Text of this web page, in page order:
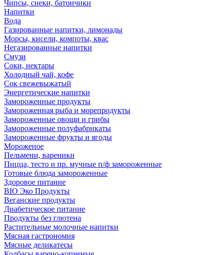
Чипсы, снеки, батончики
Напитки
Вода
Газированные напитки, лимонады
Морсы, кисели, компоты, квас
Негазированные напитки
Смузи
Соки, нектары
Холодный чай, кофе
Сок свежевыжатый
Энергетические напитки
Замороженные продукты
Замороженная рыба и морепродукты
Замороженные овощи и грибы
Замороженные полуфабрикаты
Замороженные фрукты и ягоды
Мороженое
Пельмени, вареники
Пицца, тесто и пр. мучные п/ф замороженные
Готовые блюда замороженные
Здоровое питание
BIO Эко Продукты
Веганские продукты
Диабетическое питание
Продукты без глютена
Растительные молочные напитки
Мясная гастрономия
Мясные деликатесы